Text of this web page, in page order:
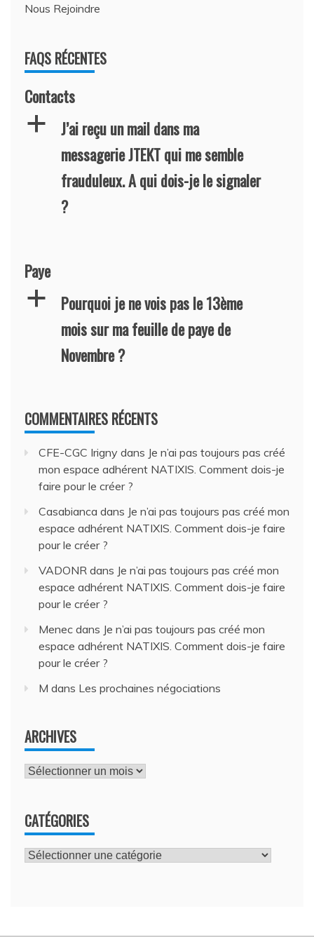
Nous Rejoindre
FAQS RÉCENTES
Contacts
a
J’ai reçu un mail dans ma
messagerie JTEKT qui me semble
frauduleux. A qui dois-je le signaler
?
Paye
a
Pourquoi je ne vois pas le 13ème
mois sur ma feuille de paye de
Novembre ?
COMMENTAIRES RÉCENTS
CFE-CGC Irigny dans Je n’ai pas toujours pas créé
mon espace adhérent NATIXIS. Comment dois-je
faire pour le créer ?
Casabianca dans Je n’ai pas toujours pas créé mon
espace adhérent NATIXIS. Comment dois-je faire
pour le créer ?
VADONR dans Je n’ai pas toujours pas créé mon
espace adhérent NATIXIS. Comment dois-je faire
pour le créer ?
Menec dans Je n’ai pas toujours pas créé mon
espace adhérent NATIXIS. Comment dois-je faire
pour le créer ?
M dans Les prochaines négociations
ARCHIVES
Archives
CATÉGORIES
Catégories